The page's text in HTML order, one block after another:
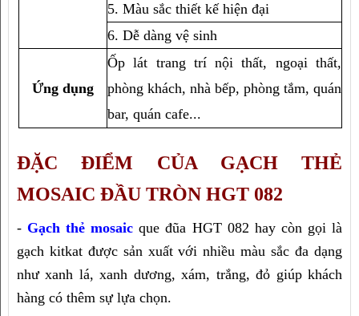
5. Màu sắc thiết kế hiện đại
6. Dễ dàng vệ sinh
Ứng dụng
Ốp lát trang trí nội thất, ngoại thất,
phòng khách, nhà bếp, phòng tắm, quán
bar, quán cafe...
ĐẶC ĐIỂM CỦA GẠCH THẺ
MOSAIC ĐẦU TRÒN HGT 082
- Gạch thẻ mosaic que đũa HGT 082 hay còn gọi là
gạch kitkat được sản xuất với nhiều màu sắc đa dạng
như xanh lá, xanh dương, xám, trắng, đỏ giúp khách
hàng có thêm sự lựa chọn.